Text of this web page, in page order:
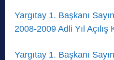
Yargıtay 1. Başkanı
2008-2009 Adli Yıl Açılış
Yargıtay 1. Başkanı